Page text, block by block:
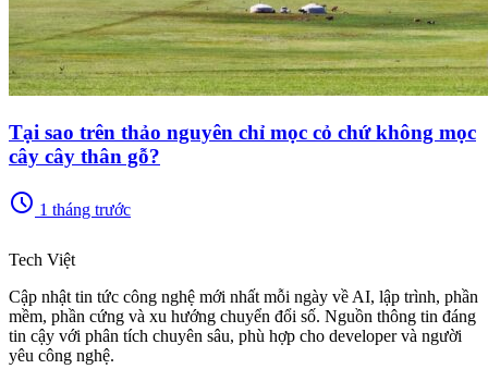
Tại sao trên thảo nguyên chỉ mọc cỏ chứ không mọc
cây cây thân gỗ?
schedule 1 tháng trước
Tech Việt
Cập nhật tin tức công nghệ mới nhất mỗi ngày về AI, lập trình, phần
mềm, phần cứng và xu hướng chuyển đổi số. Nguồn thông tin đáng
tin cậy với phân tích chuyên sâu, phù hợp cho developer và người
yêu công nghệ.